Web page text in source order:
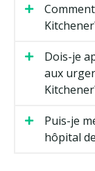
Dois-je
aux
Puis-je
hôpital